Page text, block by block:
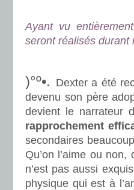
Ayant vu
seront réalisés durant
)°º•. Dexter a été
devenu son père
devient le narrateur
rapprochement
secondaires
Qu’on l’aime ou
n’est pas aussi
physique qui est à